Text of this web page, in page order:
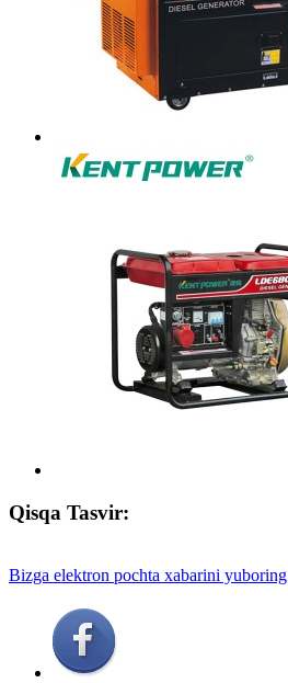
Qisqa Tasvir:
Bizga elektron pochta xabarini yuboring